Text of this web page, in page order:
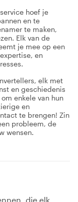
hoef je
en te
te maken,
Elk van de
je mee op een
en
elk met
en geschiedenis
enkele van hun
en
te brengen! Zin
probleem, de
wensen.
die elk